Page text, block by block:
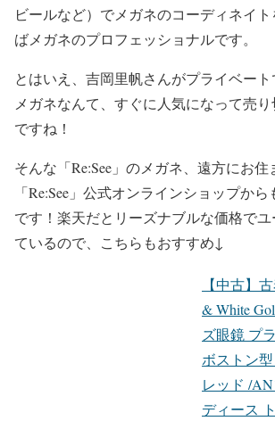
ビールなど）でメガネのコーディネイ
ばメガネのプロフェッショナルです。
とはいえ、吉岡里帆さんがプライベー
メガネなんて、すぐに人気になって売
ですね！
そんな「Re:See」のメガネ、遠方にお住
「Re:See」公式オンラインショップか
です！楽天だとリーズナブルな価格で
ているので、こちらもおすすめ↓
【中古】
& White
ズ眼鏡 プ
ボストン
レッド /
ディース